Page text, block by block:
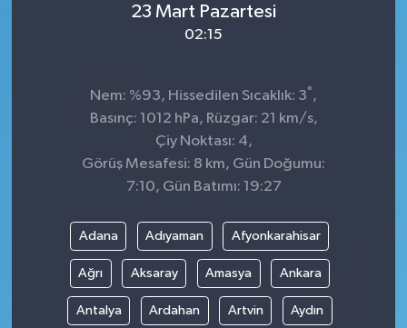
23 Mart Pazartesi
02:15
Nem: %93, Hissedilen Sıcaklık: 3° ,
Basınç: 1012 hPa, Rüzgar: 21 km/s,
Çiy Noktası: 4,
Görüş Mesafesi: 8 km, Gün Doğumu:
7:10, Gün Batımı: 19:27
Adana Adıyaman Afyonkarahisar
Ağrı Aksaray Amasya Ankara
Antalya Ardahan Artvin Aydın